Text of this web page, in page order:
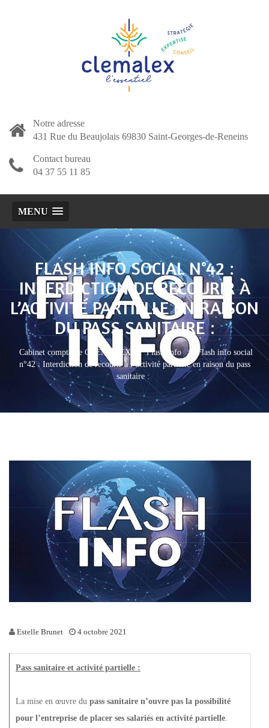
Notre adresse
431 Rue du Beaujolais 69830 Saint-Georges-de-Reneins
Contact bureau
04 37 55 11 85
MENU
FLASH INFO SOCIAL N°42 :
INTERDICTION DE RECOURIR À
L’ACTIVITÉ PARTIELLE EN RAISON
DU PASS SANITAIRE :
Cabinet comptable CLEMALEX > Flash Info >
Flash info social
n°42 : Interdiction de recourir à l’activité partielle en raison du pass
sanitaire :
Estelle Brunet 4 octobre 2021
Pass sanitaire et activité partielle :
La mise en œuvre du pass sanitaire n’ouvre pas la possibilité
pour l’entreprise de placer ses salariés en activité partielle